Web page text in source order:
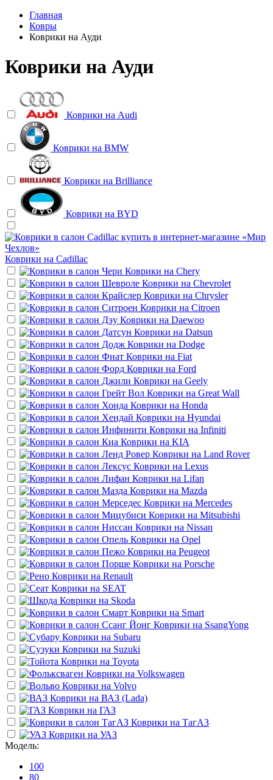
Главная
Ковры
Коврики на Ауди
Коврики на Ауди
Коврики на Audi
Коврики на BMW
Коврики на Brilliance
Коврики на BYD
Коврики на Cadillac
Коврики на Chery
Коврики на Chevrolet
Коврики на Chrysler
Коврики на Citroen
Коврики на Daewoo
Коврики на Datsun
Коврики на Dodge
Коврики на Fiat
Коврики на Ford
Коврики на Geely
Коврики на Great Wall
Коврики на Honda
Коврики на Hyundai
Коврики на Infiniti
Коврики на KIA
Коврики на Land Rover
Коврики на Lexus
Коврики на Lifan
Коврики на Mazda
Коврики на Mercedes
Коврики на Mitsubishi
Коврики на Nissan
Коврики на Opel
Коврики на Peugeot
Коврики на Porsche
Коврики на Renault
Коврики на SEAT
Коврики на Skoda
Коврики на Smart
Коврики на SsangYong
Коврики на Subaru
Коврики на Suzuki
Коврики на Toyota
Коврики на Volkswagen
Коврики на Volvo
Коврики на ВАЗ (Lada)
Коврики на ГАЗ
Коврики на ТагАЗ
Коврики на УАЗ
Модель:
100
80